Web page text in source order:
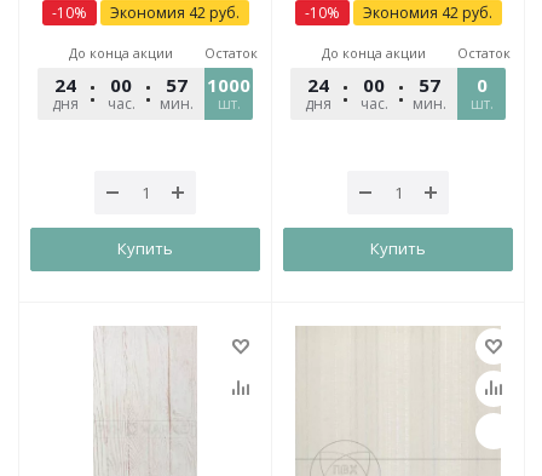
-10% Экономия 42руб.
До конца акции
24
дня
00
час.
57
мин.
54
сек.
Остаток
1000
шт.
Купить
-10% Экономия 42руб.
До конца акции
24
дня
00
час.
57
мин.
54
сек.
Остаток
0
шт.
Купить